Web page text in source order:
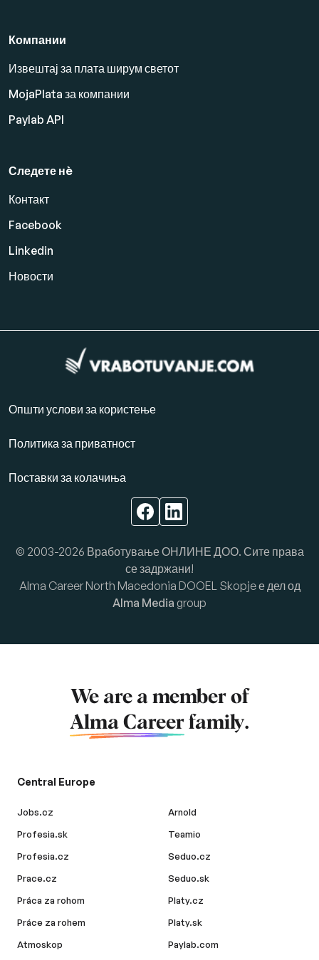
Компании
Извештај за плата ширум светот
MojaPlata за компании
Paylab API
Следете нè
Контакт
Facebook
Linkedin
Новости
Општи услови за користење
Политика за приватност
Поставки за колачиња
© 2003-2026 Вработување ОНЛИНЕ ДОО. Сите права
се задржани!
Alma Career North Macedonia DOOEL Skopje е дел од
Alma Media group
We are a member of
Alma Career family.
Central Europe
Jobs.cz
Profesia.sk
Profesia.cz
Prace.cz
Práca za rohom
Práce za rohem
Atmoskop
Arnold
Teamio
Seduo.cz
Seduo.sk
Platy.cz
Platy.sk
Paylab.com